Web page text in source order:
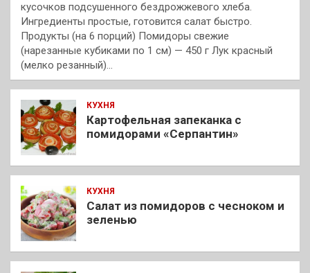
кусочков подсушенного бездрожжевого хлеба.
Ингредиенты простые, готовится салат быстро.
Продукты (на 6 порций) Помидоры свежие
(нарезанные кубиками по 1 см) — 450 г Лук красный
(мелко резанный)…
КУХНЯ
Картофельная запеканка с
помидорами «Серпантин»
КУХНЯ
Салат из помидоров с чесноком и
зеленью